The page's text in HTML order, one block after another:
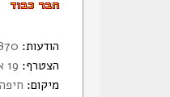
הודעות:
הצטרף:
מיקום: חיפה